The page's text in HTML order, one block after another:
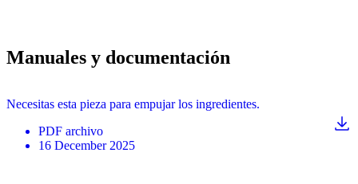
Manuales y documentación
Necesitas esta pieza para empujar los ingredientes.
PDF archivo
16 December 2025